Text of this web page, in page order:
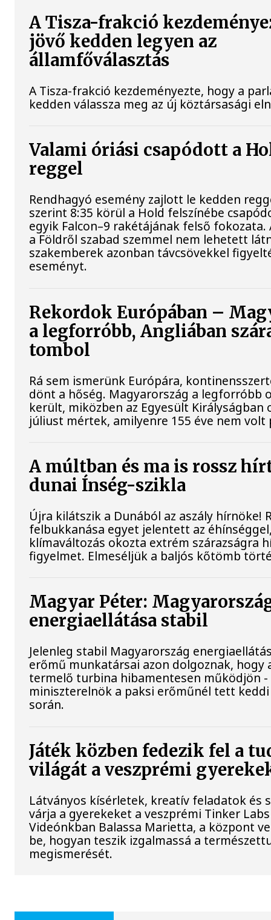
A Tisza-frakció
jövő kedden legyen az
államfőválasztás
A Tisza-frakció kezdeményezte, hogy a
kedden válassza meg az új köztársasági
Valami óriási csapódott a
reggel
Rendhagyó esemény zajlott le kedden
szerint 8:35 körül a Hold felszínébe
egyik Falcon–9 rakétájának felső fokozata.
a Földről szabad szemmel nem lehetett
szakemberek azonban távcsövekkel
eseményt.
Rekordok Európában –
a legforróbb, Angliában
tombol
Rá sem ismerünk Európára,
dönt a hőség. Magyarország a legforróbb
került, miközben az Egyesült Királyságban
júliust mértek, amilyenre 155 éve nem
A múltban és ma is rossz
dunai Ínség-szikla
Újra kilátszik a Dunából az aszály hírnöke!
felbukkanása egyet jelentett az
klímaváltozás okozta extrém szárazságra
figyelmet. Elmeséljük a baljós kőtömb
Magyar Péter:
energiaellátása stabil
Jelenleg stabil Magyarország
erőmű munkatársai azon dolgoznak, hogy
termelő turbina hibamentesen működjön -
miniszterelnök a paksi erőműnél tett
során.
Játék közben fedezik fel a
világát a veszprémi
Látványos kísérletek, kreatív feladatok és
várja a gyerekeket a veszprémi Tinker
Videónkban Balassa Marietta, a központ
be, hogyan teszik izgalmassá a
megismerését.